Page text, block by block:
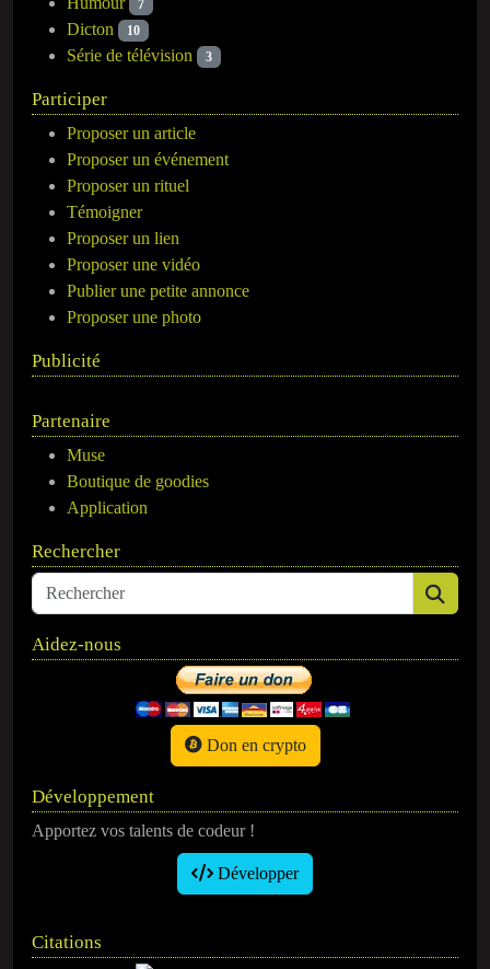
7
Dicton 10
Série de télévision 3
Participer
Proposer un article
Proposer un événement
Proposer un rituel
Témoigner
Proposer un lien
Proposer une vidéo
Publier une petite annonce
Proposer une photo
Publicité
Partenaire
Muse
Boutique de goodies
Application
Rechercher
Aidez-nous
Don en crypto
Développement
Apportez vos talents de codeur !
Développer
Citations